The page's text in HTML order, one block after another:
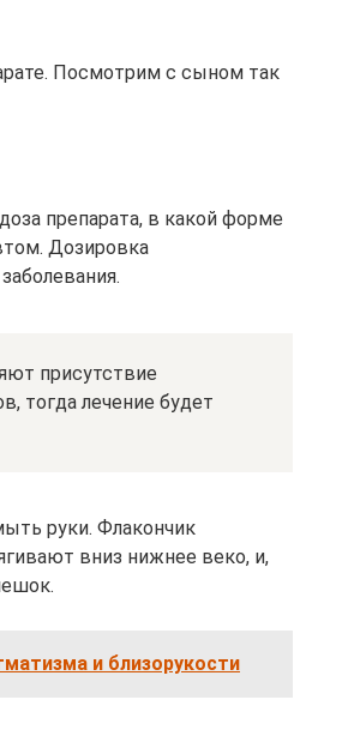
Посмотрим с сыном так
препарата, в какой форме
Дозировка
присутствие
тогда лечение будет
руки. Флакончик
вниз нижнее веко, и,
и близорукости